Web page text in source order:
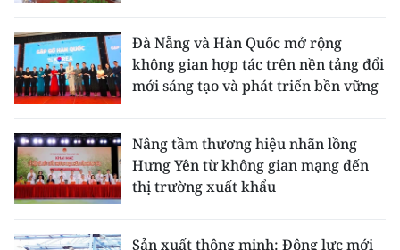
Đà Nẵng và Hàn Quốc mở rộng
không gian hợp tác trên nền tảng đổi
mới sáng tạo và phát triển bền vững
Nâng tầm thương hiệu nhãn lồng
Hưng Yên từ không gian mạng đến
thị trường xuất khẩu
Sản xuất thông minh: Động lực mới